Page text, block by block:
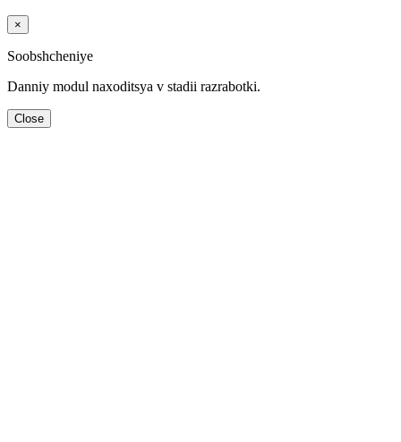
×
Soobshcheniye
Danniy modul naхoditsya v stadii razrabotki.
Close